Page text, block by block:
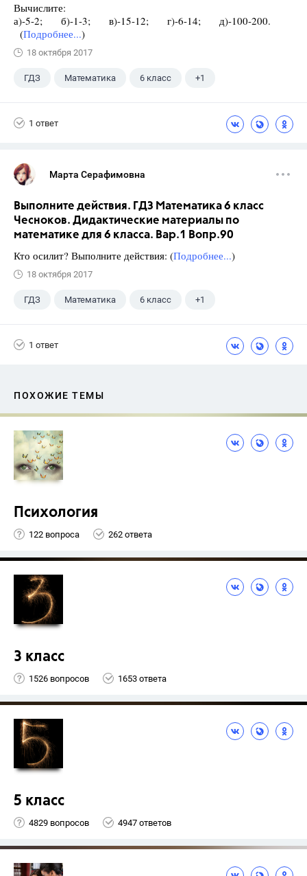
Вычислите:
а)-5-2; б)-1-3; в)-15-12; г)-6-14; д)-100-200.
(Подробнее...)
18 октября 2017
ГДЗ Математика 6 класс +1
1 ответ
Марта Серафимовна
Выполните действия. ГДЗ Математика 6 класс
Чесноков. Дидактические материалы по
математике для 6 класса. Вар.1 Вопр.90
Кто осилит? Выполните действия: (Подробнее...)
18 октября 2017
ГДЗ Математика 6 класс +1
1 ответ
ПОХОЖИЕ ТЕМЫ
Психология
122 вопроса 262 ответа
3 класс
1526 вопросов 1653 ответа
5 класс
4829 вопросов 4947 ответов